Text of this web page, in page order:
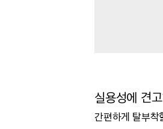
실용성에 견
간편하게 탈부착